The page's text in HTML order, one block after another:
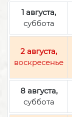
1 августа,
суббота
2 августа,
воскресенье
8 августа,
суббота